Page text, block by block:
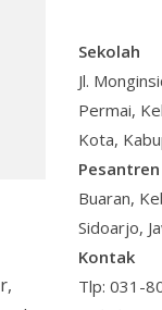
Sekolah
Jl.
Permai,
Kota,
Pesantren
Buaran,
Sidoarjo,
Kontak
Tlp: 031-